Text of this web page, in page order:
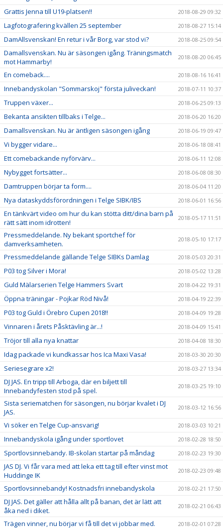
Grattis Jenna till U19-platsen!! 2018-08-29 09:32
Lagfotografering kvällen 25 september 2018-08-27 15:14
DamAllsvenskan! En retur i vår Borg, var stod vi? 2018-08-25 09:54
Damallsvenskan. Nu är säsongen igång. Träningsmatch
mot Hammarby!
2018-08-20 06:45
En comeback.... 2018-08-16 16:41
Innebandyskolan "Sommarskoj" första juliveckan! 2018-07-11 10:37
Truppen växer... 2018-06-25 09:13
Bekanta ansikten tillbaks i Telge... 2018-06-20 16:20
Damallsvenskan. Nu är äntligen säsongen igång 2018-06-19 09:47
Vi bygger vidare... 2018-06-18 08:41
Ett comebackande nyförvärv... 2018-06-11 12:08
Nybygget fortsätter... 2018-06-08 08:30
Damtruppen börjar ta form.... 2018-06-04 11:20
Nya dataskyddsförordningen i Telge SIBK/IBS 2018-06-01 16:56
En tänkvärt video om hur du kan stötta ditt/dina barn på
rätt sätt inom idrotten!
2018-05-17 11:51
Pressmeddelande. Ny bekant sportchef för
damverksamheten.
2018-05-10 17:17
Pressmeddelande gällande Telge SIBKs Damlag 2018-05-03 20:31
P03 tog Silver i Mora! 2018-05-02 13:28
Guld Mälarserien Telge Hammers Svart 2018-04-22 19:31
Öppna träningar - Pojkar Röd Nivå! 2018-04-19 22:39
P03 tog Guld i Örebro Cupen 2018!! 2018-04-09 19:28
Vinnaren i årets Påsktävling är...! 2018-04-09 15:41
Tröjor till alla nya knattar 2018-04-08 18:30
Idag packade vi kundkassar hos Ica Maxi Vasa! 2018-03-30 20:30
Seriesegrare x2! 2018-03-27 13:34
DJ JAS. En tripp till Arboga, där en biljett till
Innebandyfesten stod på spel.
2018-03-25 19:10
Sista seriematchen för säsongen, nu börjar kvalet i DJ
JAS.
2018-03-12 16:56
Vi söker en Telge Cup-ansvarig! 2018-03-03 10:21
Innebandyskola igång under sportlovet 2018-02-28 18:50
Sportlovsinnebandy. IB-skolan startar på måndag 2018-02-23 19:30
JAS DJ. Vi får vara med att leka ett tag till efter vinst mot
Huddinge IK
2018-02-23 09:48
Sportlovsinnebandy! Kostnadsfri innebandyskola 2018-02-21 17:50
DJ JAS. Det gäller att hålla allt på banan, det är lätt att
åka ned i diket.
2018-02-21 06:43
Trägen vinner, nu börjar vi få till det vi jobbar med. 2018-02-01 07:28